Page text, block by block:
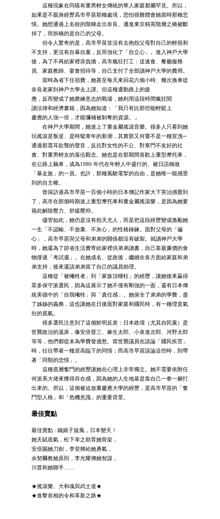
這種現象在同樣有重男輕女傳統的華人家庭都屬罕見。所以，
如果是不親身經歷高市早苗那種處境，恐怕很難體會她當時那種悲
情。她想通過上名校的階梯走出奈良、邁進東京精英階層之橋被斷
掉了，而拆橋的是自己的父母。
但令人驚奇的是，高市早苗並沒有去抱怨父母對自己的輕視和
不支持，更沒有自暴自棄，反而強化了「自立心」。進入神戶大學
後，為了不再給家裡添負擔，高市瘋狂打工：送速食、餐廳服務
員、家庭教師、宴會招待等，自己支付了全部讀神戶大學的費用。
當時為省下住宿費，她甚至每天來回花六個小時、幾次換車從
奈良老家到神戶大學去上課。但這種通勤路上的疲
憊，反而變成了她磨練意志的戰場，她利用這段時間瘋狂閱
讀法律和經濟書籍，因為她知道：「我只有比那些能輕鬆上
慶應的人強一倍，才能彌補被剝奪的資源。」
在神戶大學期間，她迷上了重金屬搖滾音樂。很多人只看到她
玩搖滾是叛逆、是時髦青年的新潮，其實那又何嘗不是一種宣洩─
通過那震耳欲聾的聲音，反抗對女性的不公、對寒門不友好的社
會、對重男輕女的落伍觀念。她也是在那期間喜歡上重型摩托車，
在公路上飆車，成為1980 年代在年輕人中盛行的、被日語稱做
「暴走族」的一員。也許，那種風馳電掣的自由，是她唯一能感受
到的自主權。
曾採訪過高市早苗一百個小時的日本傳記作家大下英治感覺到
了，高市在那個時期迷上重型摩托車和重金屬搖滾樂，是因為她要
藉此解除壓力、舒緩壓抑。
儘管如此，她仍是沒有怨天尤人，而是把這段經歷變成激勵她
一生「不認輸、不放棄、不灰心」的性格錘鍊。面對父母的「偏
心」，高市早苗與父母和弟弟的關係都沒有破裂。就讀神戶大學
時，她還為了節省生活費寄給家裡供弟弟讀書，自己靠最廉價的食
物撐過「考試週」。在她成名、從政後，繼續在各方面給家庭和弟
弟支持，後來還請弟弟當了自己的議員助理。
這種從「被犧牲者」到「家族頂樑柱」的經歷，讓她後來贏得
眾多保守派選民，因為這展示了她不僅有剛強的一面，還有日本傳
統美德中的「自我犧牲」與「責任感」。她保全了弟弟的學費，盡
了姊姊的義務，這也讓她在日後面對家庭和國民時，有一種理直氣
壯的底氣。
很多選民注意到了這個鮮明反差：日本政壇（尤其自民黨）是
世襲政治的溫床，像安倍晉三、麻生太郎、小泉進次郎、河野太郎
等等，他們都從未為學費發過愁。當世襲議員在談論「國民疾苦」
時，往往帶著一種居高臨下的同情；而高市早苗談論這些時，則帶
著「同類的悲情」。
這種底層奮鬥的經歷讓她在心理上非常獨立。她不需要依附任
何派系大佬來獲得存在感，因為她的人生地基是靠自己一拳一腳打
出來的。所以，這個被迫放棄慶應大學的經歷，是高市早苗的「奮
鬥型人格」和「危機意識」的重要背景。
最佳賣點
最佳賣點 : 鐵娘子旋風，日本變天！
她天賦底氣，松下幸之助育她骨架，
安倍賜她刀劍，李登輝給她勇氣，
佘契爾教她原則，李光耀傳她智謀，
川普和她聯手……
★搖滾樂、大和魂與武士道★
★進擊首相的令和革新之路★